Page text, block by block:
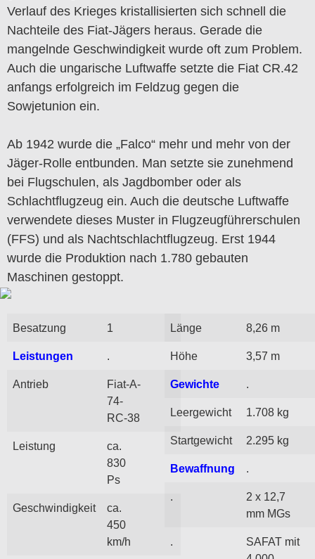
Verlauf des Krieges kristallisierten sich schnell die
Nachteile des Fiat-Jägers heraus. Gerade die
mangelnde Geschwindigkeit wurde oft zum Problem.
Auch die ungarische Luftwaffe setzte die Fiat CR.42
anfangs erfolgreich im Feldzug gegen die
Sowjetunion ein.
Ab 1942 wurde die „Falco“ mehr und mehr von der
Jäger-Rolle entbunden. Man setzte sie zunehmend
bei Flugschulen, als Jagdbomber oder als
Schlachtflugzeug ein. Auch die deutsche Luftwaffe
verwendete dieses Muster in Flugzeugführerschulen
(FFS) und als Nachtschlachtflugzeug. Erst 1944
wurde die Produktion nach 1.780 gebauten
Maschinen gestoppt.
Besatzung 1
Leistungen .
Antrieb
Fiat-A-
74-
RC-38
Leistung
ca.
830
Ps
Geschwindigkeit
ca.
450
km/h
Länge 8,26 m
Höhe 3,57 m
Gewichte .
Leergewicht 1.708 kg
Startgewicht 2.295 kg
Bewaffnung .
.
2 x 12,7
mm MGs
.
SAFAT mit